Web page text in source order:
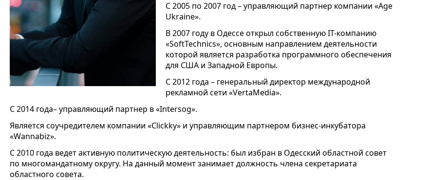
С 2005 по 2007 год – управляющий партнер компании «Age
Ukraine».
В 2007 году в Одессе открыл собственную IT-компанию
«SoftTechnics», основным направлением деятельности
которой является разработка программного обеспечения
для США и Западной Европы.
С 2012 года – генеральный директор международной
рекламной сети «VertaMedia».
С 2014 года– управляющий партнер в «Intersog».
Является соучредителем компании «Clickky» и управляющим партнером бизнес-инкубатора
«Wannabiz».
С 2010 года ведет активную политическую деятельность: был избран в Одесский областной совет
по многомандатному округу. На данный момент занимает должность члена секретариата
областного совета.